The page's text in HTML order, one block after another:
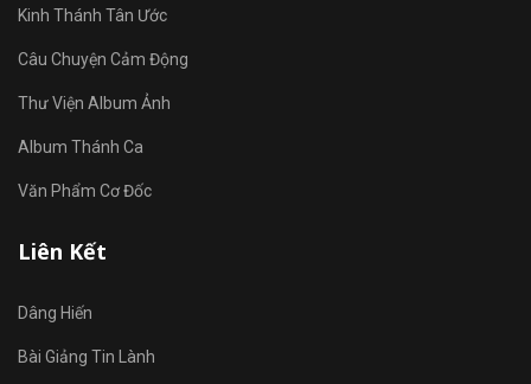
Kinh Thánh Tân Ước
Câu Chuyện Cảm Động
Thư Viện Album Ảnh
Album Thánh Ca
Văn Phẩm Cơ Đốc
Liên Kết
Dâng Hiến
Bài Giảng Tin Lành